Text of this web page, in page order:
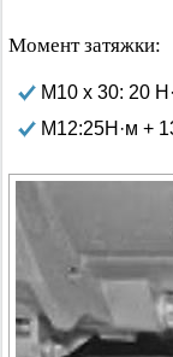
Момент затяжки:
М10 х 30: 20
М12:25Н·м +